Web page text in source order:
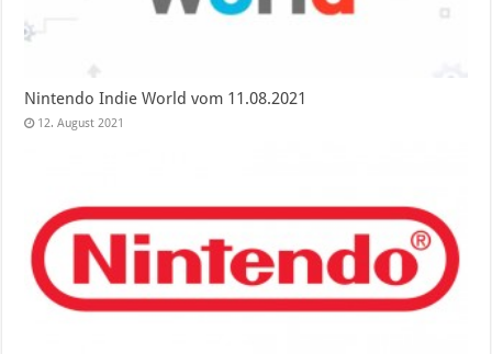
Nintendo Indie World vom 11.08.2021
12. August 2021